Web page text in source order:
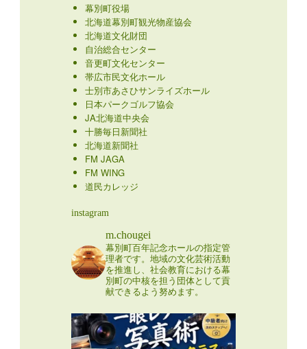
幕別町役場
北海道幕別町観光物産協会
北海道文化財団
自治総合センター
音更町文化センター
帯広市民文化ホール
士別市あさひサンライズホール
日本パークゴルフ協会
JA北海道中央会
十勝毎日新聞社
北海道新聞社
FM JAGA
FM WING
道民カレッジ
instagram
m.chougei
幕別町百年記念ホールの指定管
理者です。地域の文化芸術活動
を推進し、社会教育における幕
別町の中核を担う団体として貢
献できるよう努めます。